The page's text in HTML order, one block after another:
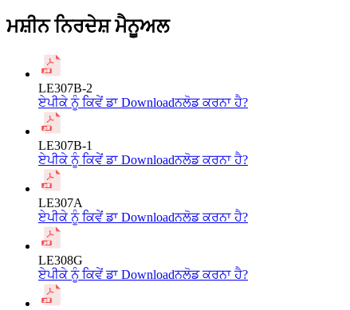
ਮਸ਼ੀਨ ਨਿਰਦੇਸ਼ ਮੈਨੂਅਲ
LE307B-2
ਏਪੀਕੇ ਨੂੰ ਕਿਵੇਂ ਡਾ Downloadਨਲੋਡ ਕਰਨਾ ਹੈ?
LE307B-1
ਏਪੀਕੇ ਨੂੰ ਕਿਵੇਂ ਡਾ Downloadਨਲੋਡ ਕਰਨਾ ਹੈ?
LE307A
ਏਪੀਕੇ ਨੂੰ ਕਿਵੇਂ ਡਾ Downloadਨਲੋਡ ਕਰਨਾ ਹੈ?
LE308G
ਏਪੀਕੇ ਨੂੰ ਕਿਵੇਂ ਡਾ Downloadਨਲੋਡ ਕਰਨਾ ਹੈ?